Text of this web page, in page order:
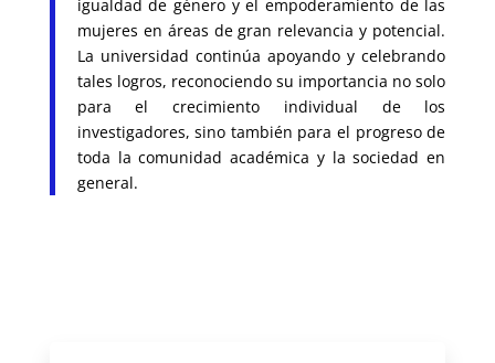
igualdad de género y el empoderamiento de las
mujeres en áreas de gran relevancia y potencial.
La universidad continúa apoyando y celebrando
tales logros, reconociendo su importancia no solo
para el crecimiento individual de los
investigadores, sino también para el progreso de
toda la comunidad académica y la sociedad en
general.